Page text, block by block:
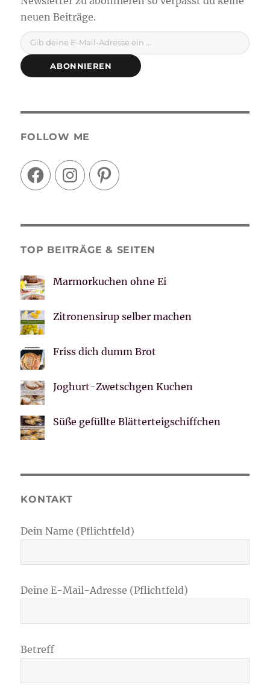
Gib deine E-Mail-Adresse ein ...
ABONNIEREN
FOLLOW ME
FacebookInstagramPinterest
TOP BEITRÄGE & SEITEN
Marmorkuchen ohne Ei
Zitronensirup selber machen
Friss dich dumm Brot
Joghurt-Zwetschgen Kuchen
Süße gefüllte Blätterteigschiffchen
KONTAKT
Dein Name (Pflichtfeld)
Deine E-Mail-Adresse (Pflichtfeld)
Betreff